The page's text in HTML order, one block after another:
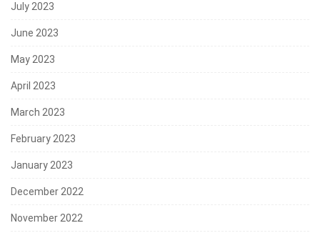
July 2023
June 2023
May 2023
April 2023
March 2023
February 2023
January 2023
December 2022
November 2022